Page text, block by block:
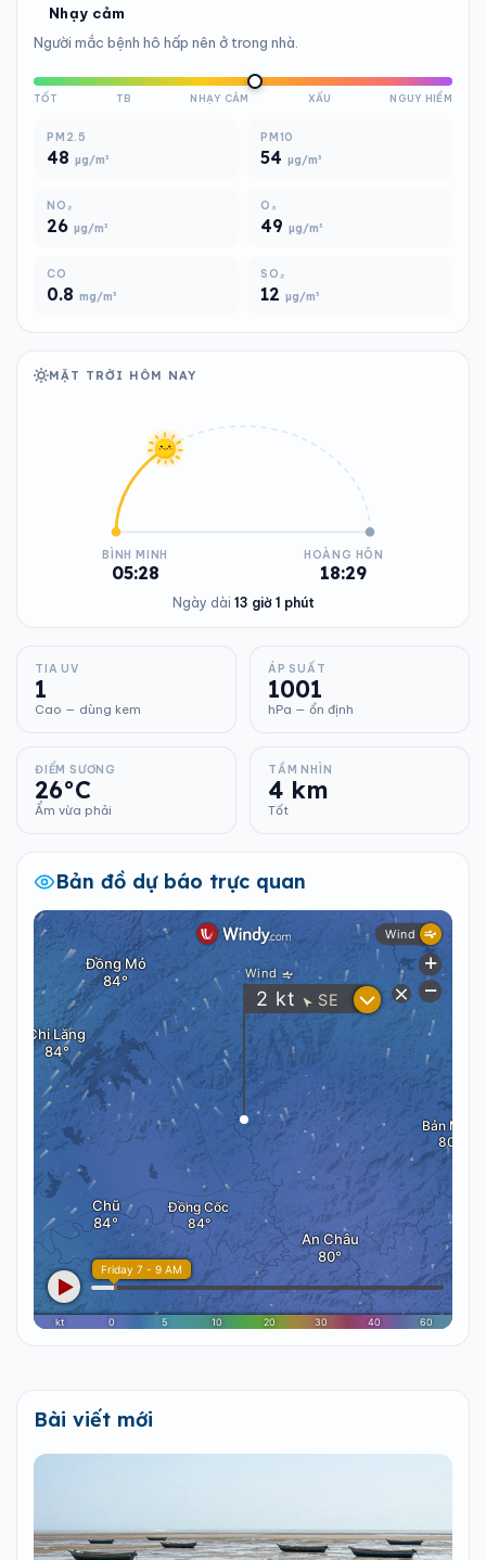
Nhạy cảm
Người mắc bệnh hô hấp nên ở trong nhà.
TỐT TB NHẠY CẢM XẤU NGUY HIỂM
PM2.5
48 µg/m³
PM10
54 µg/m³
NO₂
26 µg/m³
O₃
49 µg/m³
CO
0.8 mg/m³
SO₂
12 µg/m³
MẶT TRỜI HÔM NAY
BÌNH MINH
05:28
HOÀNG HÔN
18:29
Ngày dài 13 giờ 1 phút
TIA UV
1
Cao — dùng kem
ÁP SUẤT
1001
hPa — ổn định
ĐIỂM SƯƠNG
26°C
Ẩm vừa phải
TẦM NHÌN
4 km
Tốt
Bản đồ dự báo trực quan
Bài viết mới